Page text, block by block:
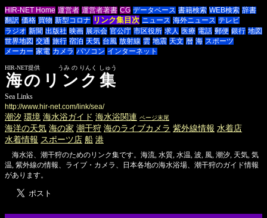
HIR-NET Home 運営者 運営者著書 CG データベース 書籍検索 WEB検索 辞書
翻訳 価格 買物 新型コロナ リンク集目次 ニュース 海外ニュース テレビ
ラジオ 新聞 出版社 映画 展示会 官公庁 市区役所 求人 医療 電話 郵便 銀行 地図
世界地図 交通 旅行 宿泊 天気 台風 放射線 雲 地震 天文 暦 海 スポーツ
メーカー 家電 カメラ パソコン インターネット
海のリンク集
HIR-NET提供 うみ の りんく しゅう
Sea Links
http://www.hir-net.com/link/sea/
潮汐 環境 海水浴ガイド 海水浴関連 ページ末尾
海洋の天気 海の家 潮干狩 海のライブカメラ 紫外線情報 水着店
水着情報 スポーツ店 船 港
海水浴、潮干狩のためのリンク集です。海流, 水質, 水温, 波, 風, 潮汐, 天気, 気
温, 紫外線の情報、ライブ・カメラ、日本各地の海水浴場、潮干狩のガイド情報
があります。